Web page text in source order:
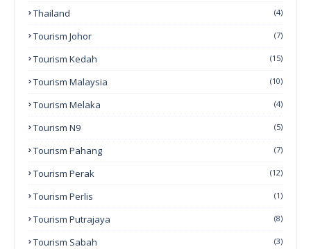
Thailand (4)
Tourism Johor (7)
Tourism Kedah (15)
Tourism Malaysia (10)
Tourism Melaka (4)
Tourism N9 (5)
Tourism Pahang (7)
Tourism Perak (12)
Tourism Perlis (1)
Tourism Putrajaya (8)
Tourism Sabah (3)